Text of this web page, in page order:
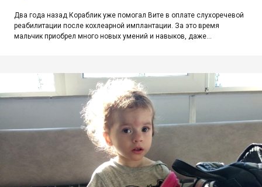
Два года назад Кораблик уже помогал Вите в оплате слухоречевой
реабилитации после кохлеарной имплантации. За это время
мальчик приобрел много новых умений и навыков, даже…